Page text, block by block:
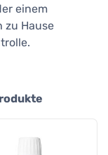
einem
zu Hause